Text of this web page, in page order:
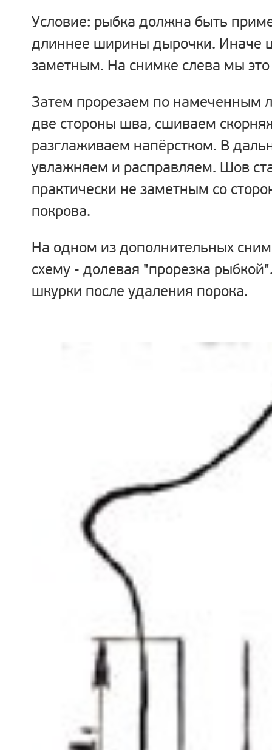
Условие: рыбка должна быть
длиннее ширины дырочки. Иначе
заметным. На снимке слева мы
Затем прорезаем по намеченным
две стороны шва, сшиваем
разглаживаем напёрстком. В
увлажняем и расправляем. Шов
практически не заметным со
покрова.
На одном из дополнительных
схему - долевая "прорезка
шкурки после удаления порока.